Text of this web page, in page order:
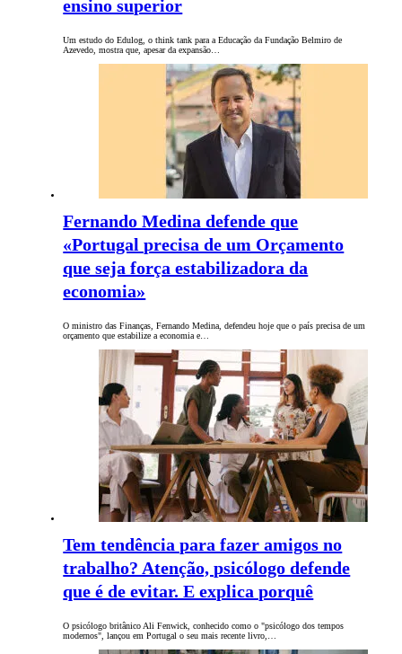
ensino superior
Um estudo do Edulog, o think tank para a Educação da Fundação Belmiro de
Azevedo, mostra que, apesar da expansão…
Fernando Medina defende que
«Portugal precisa de um Orçamento
que seja força estabilizadora da
economia»
O ministro das Finanças, Fernando Medina, defendeu hoje que o país precisa de um
orçamento que estabilize a economia e…
Tem tendência para fazer amigos no
trabalho? Atenção, psicólogo defende
que é de evitar. E explica porquê
O psicólogo britânico Ali Fenwick, conhecido como o "psicólogo dos tempos
modernos", lançou em Portugal o seu mais recente livro,…